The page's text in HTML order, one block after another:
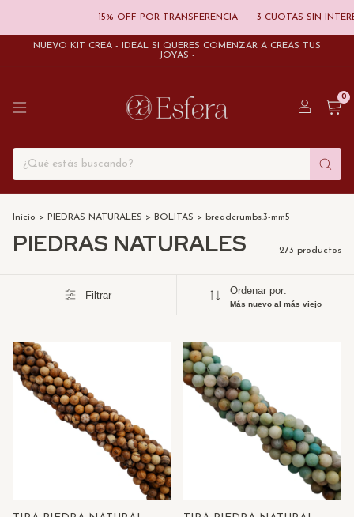
15% OFF POR TRANSFERENCIA 3 CUOTAS SIN INTERES 20%
NUEVO KIT CREÁ - IDEAL SI QUERÉS COMENZAR A CREAS TUS
JOYAS -
0
Inicio > PIEDRAS NATURALES > BOLITAS > breadcrumbs.3-mm5
PIEDRAS NATURALES 273 productos
Filtrar Ordenar por:
Más nuevo al más viejo